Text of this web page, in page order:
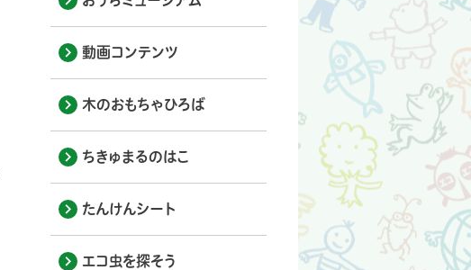
動画コンテンツ
木のおもちゃひろば
ちきゅまるのはこ
たんけんシート
エコ虫を探そう